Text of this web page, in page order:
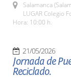
Salamanca
LUGAR Colegio
Hora: 10:00 h.
21/05/2026
Jornada de
Reciclado.